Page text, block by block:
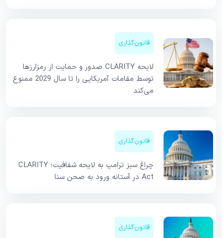
قانون‌گذاری
لایحه CLARITY صدور و حمایت از رمزارزها
توسط مقامات آمریکایی را تا سال 2029 ممنوع
می‌کند
قانون‌گذاری
چراغ سبز ترامپ به لایحه شفافیت؛ CLARITY
Act در آستانه ورود به صحن سنا
قانون‌گذاری